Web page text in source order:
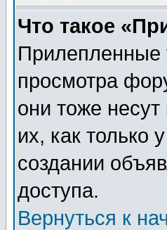
Что такое
Прилепленные
просмотра
они тоже
их, как только
создании
доступа.
Вернуться к